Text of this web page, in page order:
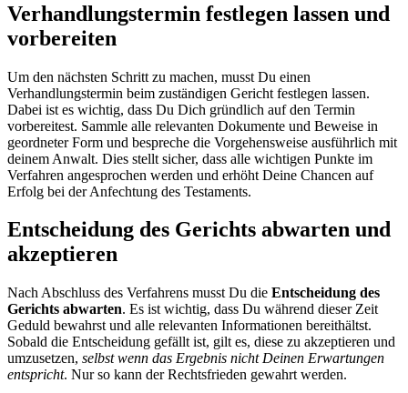
Verhandlungstermin festlegen lassen und
vorbereiten
Um den nächsten Schritt zu machen, musst Du einen
Verhandlungstermin beim zuständigen Gericht festlegen lassen.
Dabei ist es wichtig, dass Du Dich gründlich auf den Termin
vorbereitest. Sammle alle relevanten Dokumente und Beweise in
geordneter Form und bespreche die Vorgehensweise ausführlich mit
deinem Anwalt. Dies stellt sicher, dass alle wichtigen Punkte im
Verfahren angesprochen werden und erhöht Deine Chancen auf
Erfolg bei der Anfechtung des Testaments.
Entscheidung des Gerichts abwarten und
akzeptieren
Nach Abschluss des Verfahrens musst Du die Entscheidung des
Gerichts abwarten. Es ist wichtig, dass Du während dieser Zeit
Geduld bewahrst und alle relevanten Informationen bereithältst.
Sobald die Entscheidung gefällt ist, gilt es, diese zu akzeptieren und
umzusetzen, selbst wenn das Ergebnis nicht Deinen Erwartungen
entspricht. Nur so kann der Rechtsfrieden gewahrt werden.